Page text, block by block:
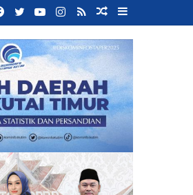
Random
Article
RSS
Instagram
YouTube
Twitter
Facebook